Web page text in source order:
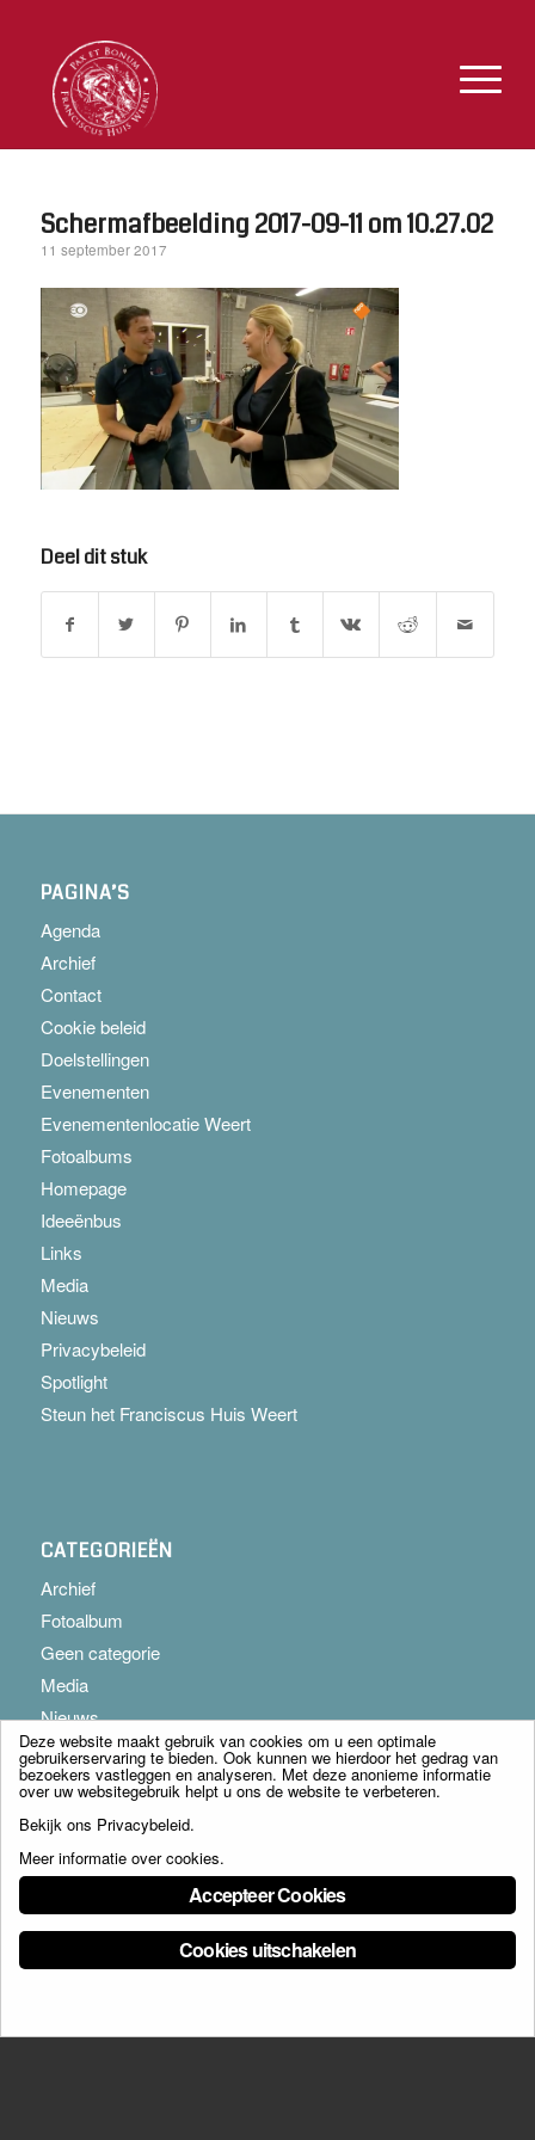
Schermafbeelding 2017-09-11 om 10.27.02
11 september 2017
Deel dit stuk
PAGINA’S
Agenda
Archief
Contact
Cookie beleid
Doelstellingen
Evenementen
Evenementenlocatie Weert
Fotoalbums
Homepage
Ideeënbus
Links
Media
Nieuws
Privacybeleid
Spotlight
Steun het Franciscus Huis Weert
CATEGORIEËN
Archief
Fotoalbum
Geen categorie
Media
Nieuws
© Copyright - Franciscus Huis Weert B.V. - webdesign:
Deze website maakt gebruik van cookies om u een optimale
gebruikerservaring te bieden. Ook kunnen we hierdoor het gedrag van
bezoekers vastleggen en analyseren. Met deze anonieme informatie
over uw websitegebruik helpt u ons de website te verbeteren.
Bekijk ons Privacybeleid.
Meer informatie over cookies.
Accepteer Cookies
Cookies uitschakelen